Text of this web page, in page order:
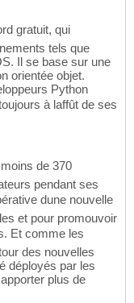
gratuit, qui
tels que
Il se base sur une
orientée objet.
Python
à laffût de ses
de 370
pendant ses
dune nouvelle
et pour promouvoir
Et comme les
des nouvelles
déployés par les
plus de